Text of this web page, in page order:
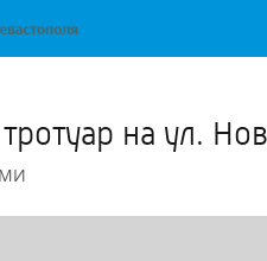
на ул.